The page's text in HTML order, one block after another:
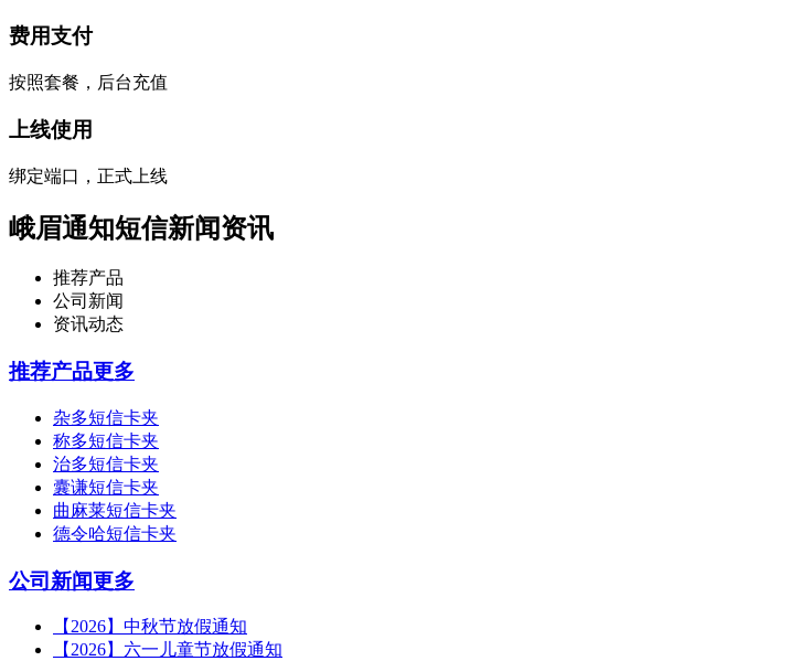
费用支付
按照套餐，后台充值
上线使用
绑定端口，正式上线
峨眉通知短信新闻资讯
推荐产品
公司新闻
资讯动态
推荐产品更多
杂多短信卡夹
称多短信卡夹
治多短信卡夹
囊谦短信卡夹
曲麻莱短信卡夹
德令哈短信卡夹
公司新闻更多
【2026】中秋节放假通知
【2026】六一儿童节放假通知